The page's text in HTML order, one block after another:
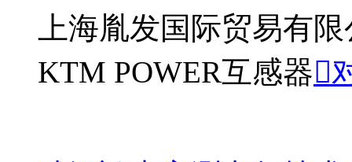
上海胤发国际贸易有
KTM POWER互感器